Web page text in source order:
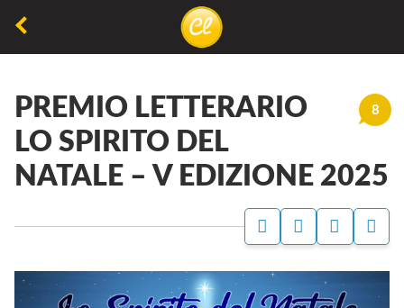
non
permette
camminare,
respirare
8
PREMIO LETTERARIO
LO SPIRITO DEL
NATALE – V EDIZIONE 2025